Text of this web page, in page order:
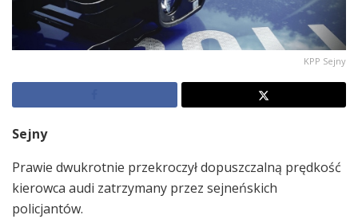
KPP Sejny
Sejny
Prawie dwukrotnie przekroczył dopuszczalną prędkość
kierowca audi zatrzymany przez sejneńskich
policjantów.